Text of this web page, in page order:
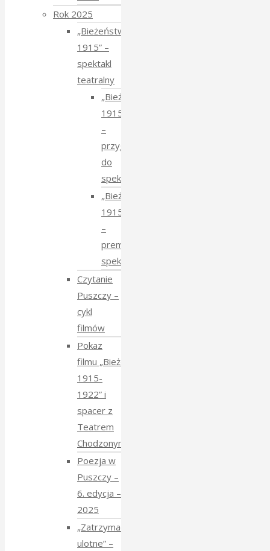
Rok 2025
„Bieżeństwo
1915” –
spektakl
teatralny
„Bieżeństwo
1915”
–
przygotowania
do
spektaklu
„Bieżeństwo
1915”
–
premiera
spektaklu
Czytanie
Puszczy –
cykl
filmów
Pokaz
filmu „Bieżeńcy
1915-
1922” i
spacer z
Teatrem
Chodzonym
Poezja w
Puszczy –
6. edycja –
2025
„Zatrzymać
ulotne” –